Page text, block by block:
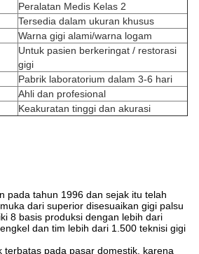
Peralatan Medis Kelas 2
Tersedia dalam ukuran khusus
Warna gigi alami/warna logam
Untuk pasien berkeringat / restorasi
gigi
Pabrik laboratorium dalam 3-6 hari
Ahli dan profesional
Keakuratan tinggi dan akurasi
pada tahun 1996 dan sejak itu telah
dari superior disesuaikan gigi palsu
8 basis produksi dengan lebih dari
dan tim lebih dari 1.500 teknisi gigi
terbatas pada pasar domestik, karena